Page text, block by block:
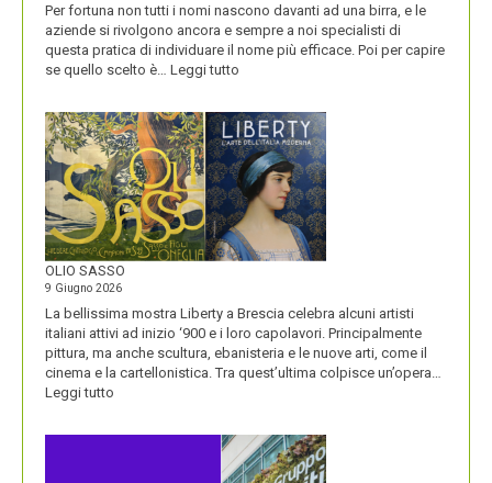
Per fortuna non tutti i nomi nascono davanti ad una birra, e le
aziende si rivolgono ancora e sempre a noi specialisti di
questa pratica di individuare il nome più efficace. Poi per capire
se quello scelto è… Leggi tutto
BLACKBERRY,
LA
STORIA
E
LA
VISIONE
ALL’ORIGINE
DI
NOME
OLIO SASSO
9 Giugno 2026
La bellissima mostra Liberty a Brescia celebra alcuni artisti
italiani attivi ad inizio ‘900 e i loro capolavori. Principalmente
pittura, ma anche scultura, ebanisteria e le nuove arti, come il
cinema e la cartellonistica. Tra quest’ultima colpisce un’opera…
Leggi tutto